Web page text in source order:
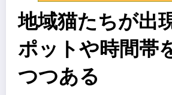
地域猫たちが出
ポットや時間帯
つつある